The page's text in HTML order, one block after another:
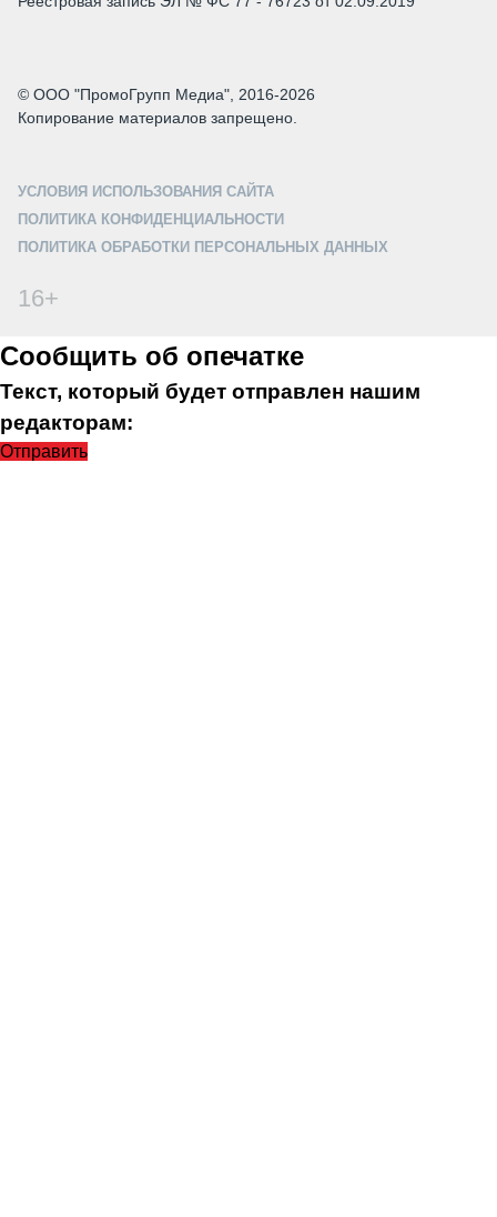
© ООО "ПромоГрупп Медиа", 2016-2026
Копирование материалов запрещено.
УСЛОВИЯ ИСПОЛЬЗОВАНИЯ САЙТА
ПОЛИТИКА КОНФИДЕНЦИАЛЬНОСТИ
ПОЛИТИКА ОБРАБОТКИ ПЕРСОНАЛЬНЫХ ДАННЫХ
16+
Сообщить об опечатке
Текст, который будет отправлен нашим
редакторам:
Отправить